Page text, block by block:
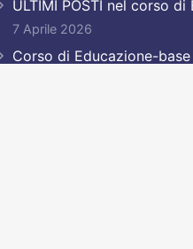
ULTIMI POSTI nel corso
7 Aprile 2026
Corso di Educazione-